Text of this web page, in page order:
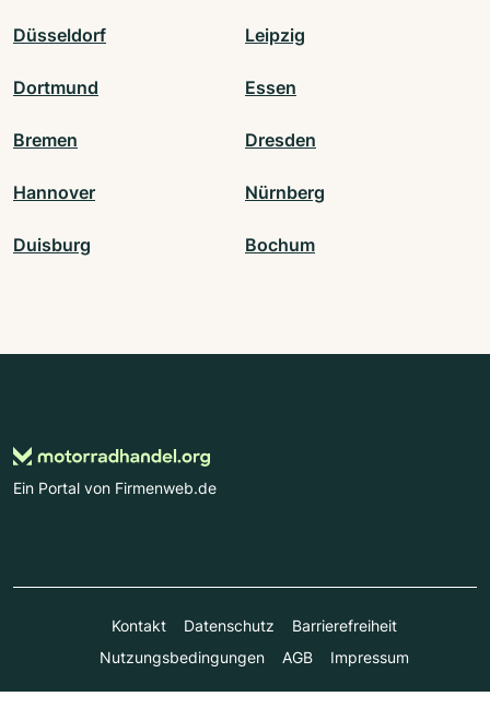
Düsseldorf Leipzig
Dortmund Essen
Bremen Dresden
Hannover Nürnberg
Duisburg Bochum
Ein Portal von Firmenweb.de
Kontakt Datenschutz
Barrierefreiheit
Nutzungsbedingungen
AGB Impressum